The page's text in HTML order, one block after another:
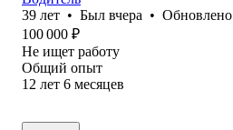
39 лет • Был вчера • Обновлено
100 000 ₽
Не ищет работу
Общий опыт
12 лет 6 месяцев